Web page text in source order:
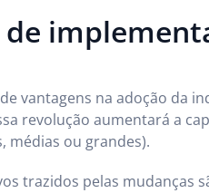
de
vantagens na adoção da
revolução aumentará a
médias ou grandes).
trazidos pelas mudanças